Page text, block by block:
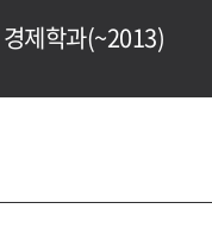
경제학과(~2013)